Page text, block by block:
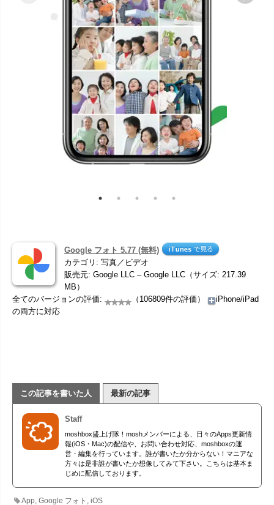
Google フォト 5.77 (無料)
カテゴリ: 写真／ビデオ
販売元: Google LLC – Google LLC（サイズ: 217.39
MB）
全てのバージョンの評価:
（106809件の評価）
iPhone/iPad
の両方に対応
この記事を書いた人 最新の記事
Staff
moshbox盛上げ隊！moshメンバーによる、日々のApps更新情
報(iOS・Mac)の配信や、お問い合わせ対応、moshboxの運
営・編集を行っています。誰が書いたか分からない！マニアな
方々は是非誰が書いたか想像してみて下さい。こちらは基本ま
じめに配信しております。
App ,Google フォト ,iOS